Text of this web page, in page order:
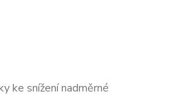
ke snížení nadměrné